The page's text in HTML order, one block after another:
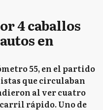
4 caballos
en
55, en el partido
que circulaban
al ver cuatro
rápido. Uno de